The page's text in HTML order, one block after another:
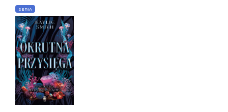
SERIA